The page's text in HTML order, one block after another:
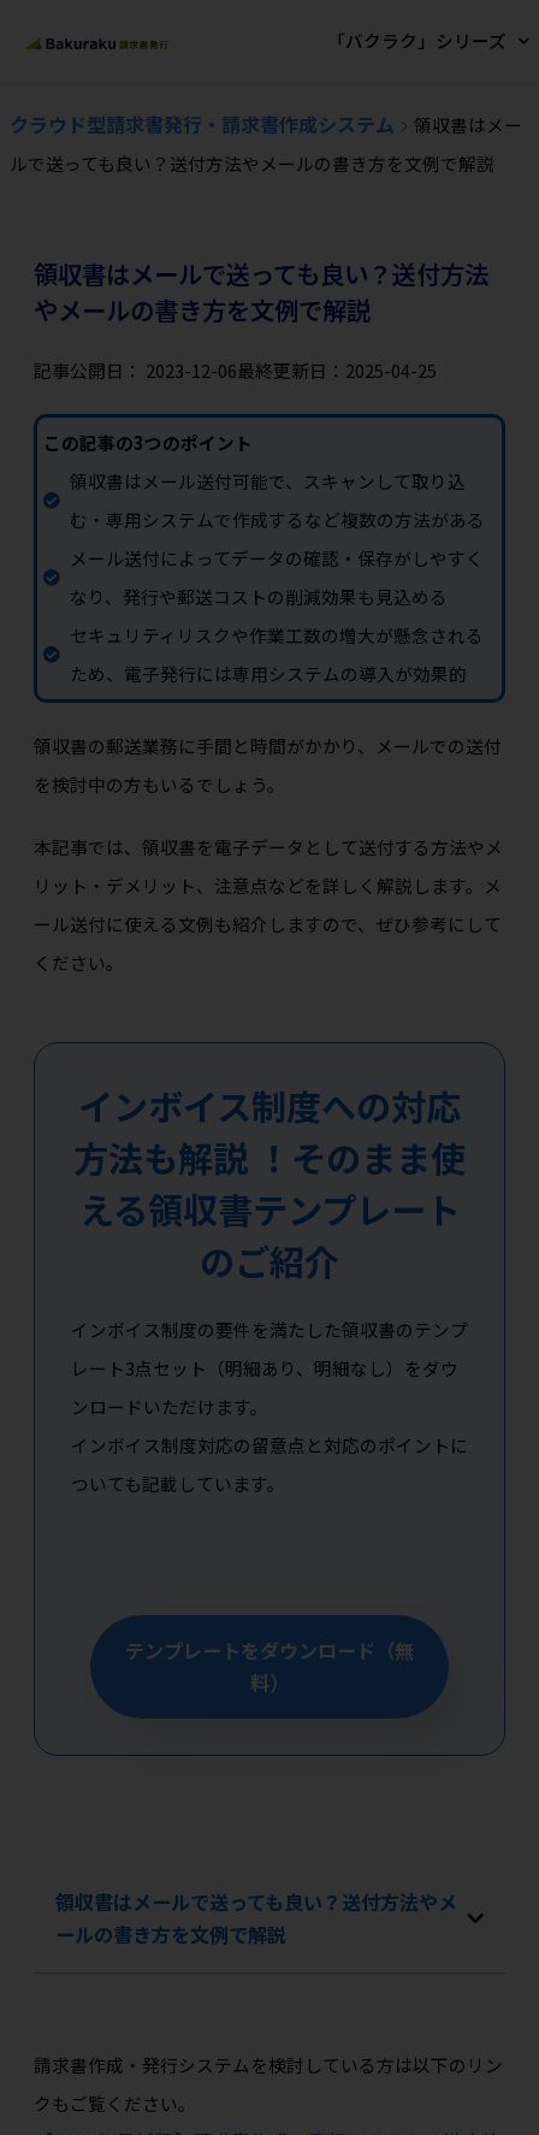
「バクラク」シリーズ
クラウド型請求書発行・請求書作成システム
領収書はメー
ルで送っても良い？送付方法やメールの書き方を文例で解説
領収書はメールで送っても良い？送付方法
やメールの書き方を文例で解説
記事公開日： 2023-12-06最終更新日：2025-04-25
この記事の3つのポイント
領収書はメール送付可能で、スキャンして取り込
む・専用システムで作成するなど複数の方法がある
メール送付によってデータの確認・保存がしやすく
なり、発行や郵送コストの削減効果も見込める
セキュリティリスクや作業工数の増大が懸念される
ため、電子発行には専用システムの導入が効果的
領収書の郵送業務に手間と時間がかかり、メールでの送付
を検討中の方もいるでしょう。
本記事では、領収書を電子データとして送付する方法やメ
リット・デメリット、注意点などを詳しく解説します。メ
ール送付に使える文例も紹介しますので、ぜひ参考にして
ください。
インボイス制度への対応
方法も解説 ！そのまま使
える領収書テンプレート
のご紹介
インボイス制度の要件を満たした領収書のテンプ
レート3点セット（明細あり、明細なし）をダウ
ンロードいただけます。
インボイス制度対応の留意点と対応のポイントに
ついても記載しています。
テンプレートをダウンロード（無
料）
領収書はメールで送っても良い？送付方法やメ
ールの書き方を文例で解説
請求書作成・発行システムを検討している方は以下のリン
クもご覧ください。